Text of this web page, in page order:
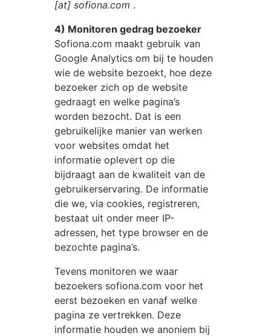
[at] sofiona.com .
4) Monitoren gedrag bezoeker
Sofiona.com maakt gebruik van
Google Analytics om bij te houden
wie de website bezoekt, hoe deze
bezoeker zich op de website
gedraagt en welke pagina’s
worden bezocht. Dat is een
gebruikelijke manier van werken
voor websites omdat het
informatie oplevert op die
bijdraagt aan de kwaliteit van de
gebruikerservaring. De informatie
die we, via cookies, registreren,
bestaat uit onder meer IP-
adressen, het type browser en de
bezochte pagina’s.
Tevens monitoren we waar
bezoekers sofiona.com voor het
eerst bezoeken en vanaf welke
pagina ze vertrekken. Deze
informatie houden we anoniem bij